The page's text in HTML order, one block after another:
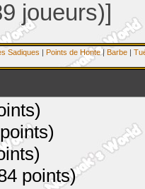
joueurs)]
Sadiques | Points de Honte| Barbe |
points)